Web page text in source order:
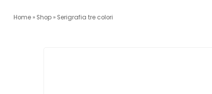
Home » Shop » Serigrafia tre colori